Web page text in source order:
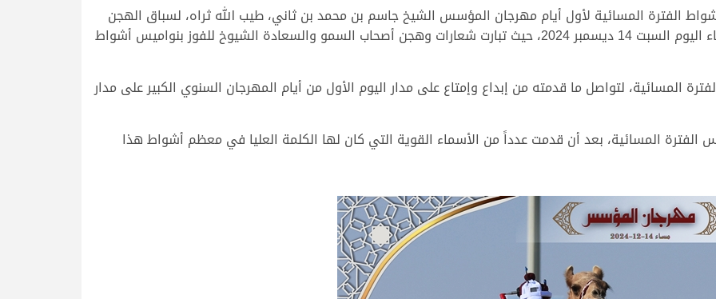
الفترة المسائية لأول أيام مهرجان المؤسس الشيخ جاسم بن محمد بن ثاني، طيب الله ثراه، لسباق الهجن
العربية الأصيلة، التي احتضنها ميدان التحدي مساء اليوم السبت 14 ديسمبر 2024، حيث تبارت شعارات وهجن أصحاب السمو والسعادة الشيوخ للفوز بنواميس أشواط
المسائية، لتواصل ما قدمته من إبداع وإمتاع على مدار اليوم الأول من أيام المهرجان السنوي الكبير على مدار
المسائية، بعد أن قدمت عدداً من الأسماء القوية التي كان لها الكلمة العليا في معظم أشواط هذا